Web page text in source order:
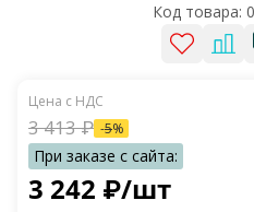
Код товара:
3 242 ₽/шт
3 413₽ -5%